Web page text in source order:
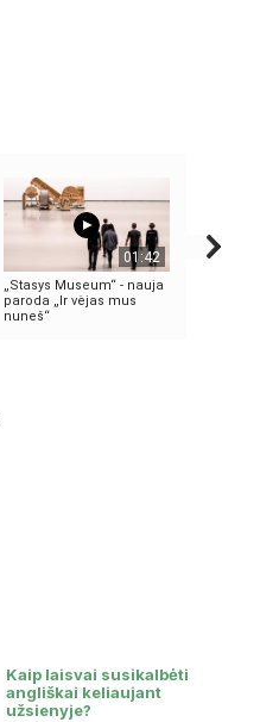
01:42
„Stasys Museum“ - nauja
paroda „Ir vėjas mus
nuneš“
Kaip laisvai susikalbėti
angliškai keliaujant
užsienyje?